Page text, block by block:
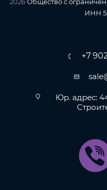
ИНН
+7
Юр. адрес: